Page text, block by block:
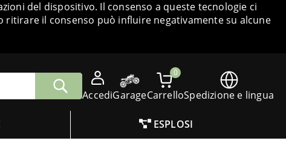
del dispositivo. Il consenso a queste tecnologie ci
il consenso può influire negativamente su alcune
AccediGarage
0
CarrelloSpedizione e lingua
ESPLOSI